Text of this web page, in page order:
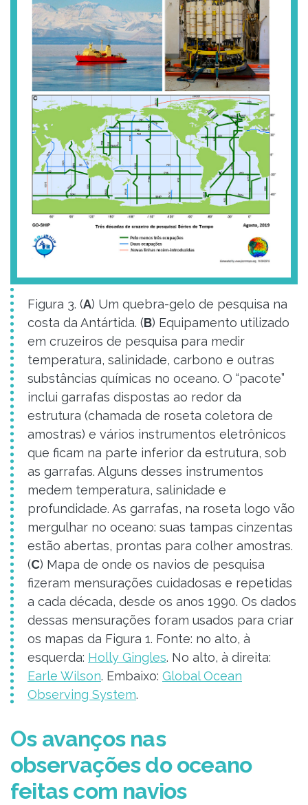
Figura 3. (A) Um quebra-gelo de pesquisa na
costa da Antártida. (B) Equipamento utilizado
em cruzeiros de pesquisa para medir
temperatura, salinidade, carbono e outras
substâncias químicas no oceano. O “pacote”
inclui garrafas dispostas ao redor da
estrutura (chamada de roseta coletora de
amostras) e vários instrumentos eletrônicos
que ficam na parte inferior da estrutura, sob
as garrafas. Alguns desses instrumentos
medem temperatura, salinidade e
profundidade. As garrafas, na roseta logo vão
mergulhar no oceano: suas tampas cinzentas
estão abertas, prontas para colher amostras.
(C) Mapa de onde os navios de pesquisa
fizeram mensurações cuidadosas e repetidas
a cada década, desde os anos 1990. Os dados
dessas mensurações foram usados para criar
os mapas da Figura 1. Fonte: no alto, à
esquerda: Holly Gingles. No alto, à direita:
Earle Wilson. Embaixo: Global Ocean
Observing System.
Os avanços nas
observações do oceano
feitas com navios